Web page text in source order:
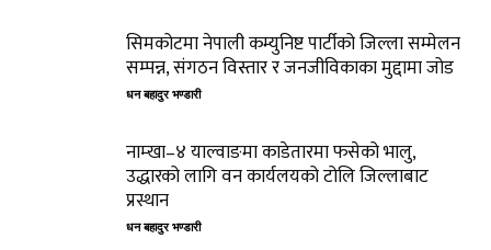
सिमकोटमा नेपाली कम्युनिष्ट पार्टीको जिल्ला सम्मेलन
सम्पन्न, संगठन विस्तार र जनजीविकाका मुद्दामा जोड
धन बहादुर भण्डारी
नाम्खा–४ याल्वाङमा काडेतारमा फसेको भालु,
उद्धारको लागि वन कार्यलयको टोलि जिल्लाबाट
प्रस्थान
धन बहादुर भण्डारी